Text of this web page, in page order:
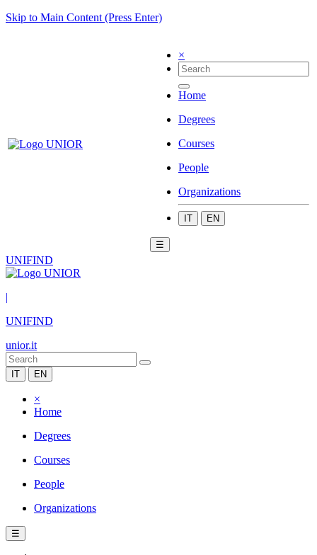
Skip to Main Content (Press Enter)
×
Home
Degrees
Courses
People
Organizations
IT EN
☰
UNIFIND
|
UNIFIND
unior.it
IT EN
×
Home
Degrees
Courses
People
Organizations
☰